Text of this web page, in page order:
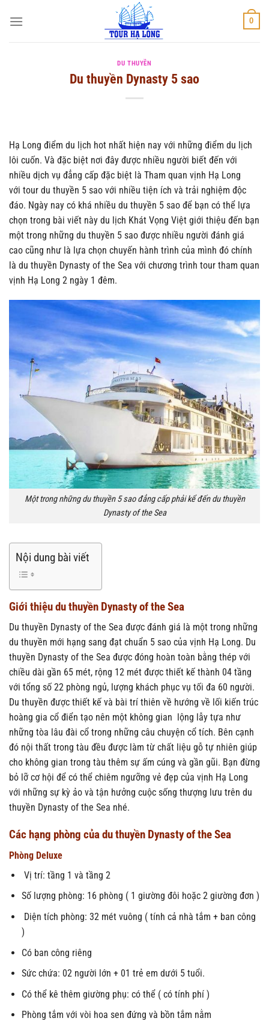
qua
0
DU THUYỀN
Du thuyền Dynasty 5 sao
Hạ Long điểm du lịch hot nhất hiện nay với những điểm du lịch
lôi cuốn. Và đặc biệt nơi đây được nhiều người biết đến với
nhiều dịch vụ đẳng cấp đặc biệt là Tham quan vịnh Hạ Long
với tour du thuyền 5 sao với nhiều tiện ích và trải nghiệm độc
đáo. Ngày nay có khá nhiều du thuyền 5 sao để bạn có thể lựa
chọn trong bài viết này du lịch Khát Vọng Việt giới thiệu đến bạn
một trong những du thuyền 5 sao được nhiều người đánh giá
cao cũng như là lựa chọn chuyến hành trình của mình đó chính
là du thuyền Dynasty of the Sea với chương trình tour tham quan
vịnh Hạ Long 2 ngày 1 đêm.
Một trong những du thuyền 5 sao đẳng cấp phải kể đến du thuyền
Dynasty of the Sea
Nội dung bài viết
Giới thiệu du thuyền Dynasty of the Sea
Du thuyền Dynasty of the Sea được đánh giá là một trong những
du thuyền mới hạng sang đạt chuẩn 5 sao của vịnh Hạ Long. Du
thuyền Dynasty of the Sea được đóng hoàn toàn bằng thép với
chiều dài gần 65 mét, rộng 12 mét được thiết kế thành 04 tầng
với tổng số 22 phòng ngủ, lượng khách phục vụ tối đa 60 người.
Du thuyền được thiết kế và bài trí thiên về hướng về lối kiến trúc
hoàng gia cổ điển tạo nên một không gian lộng lẫy tựa như
những tòa lâu đài cổ trong những câu chuyện cổ tích. Bên cạnh
đó nội thất trong tàu đều được làm từ chất liệu gỗ tự nhiên giúp
cho không gian trong tàu thêm sự ấm cúng và gần gũi. Bạn đừng
bỏ lỡ cơ hội để có thể chiêm ngưỡng vẻ đẹp của vịnh Hạ Long
với những sự kỳ ảo và tận hưởng cuộc sống thượng lưu trên du
thuyền Dynasty of the Sea nhé.
Các hạng phòng của du thuyền Dynasty of the Sea
Phòng Deluxe
Vị trí: tầng 1 và tầng 2
Số lượng phòng: 16 phòng ( 1 giường đôi hoặc 2 giường đơn )
Diện tích phòng: 32 mét vuông ( tính cả nhà tắm + ban công
)
Có ban công riêng
Sức chứa: 02 người lớn + 01 trẻ em dưới 5 tuổi.
Có thể kê thêm giường phụ: có thể ( có tính phí )
Phòng tắm với vòi hoa sen đứng và bồn tắm nằm